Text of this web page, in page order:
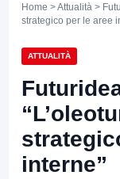
Home >Attualità >
strategico per le aree
ATTUALITÀ
interne”